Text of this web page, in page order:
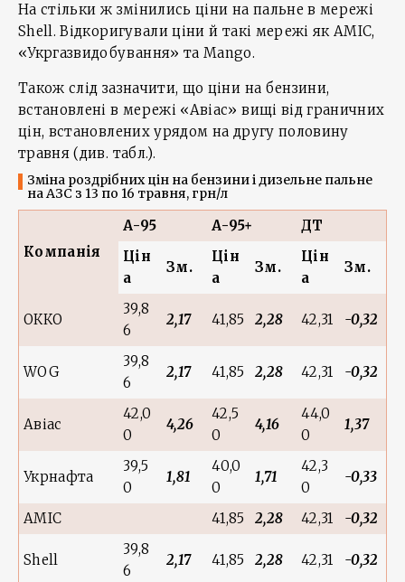
На стільки ж змінились ціни на пальне в мережі
Shell. Відкоригували ціни й такі мережі як AMIC,
«Укргазвидобування» та Mango.
Також слід зазначити, що ціни на бензини,
встановлені в мережі «Авіас» вищі від граничних
цін, встановлених урядом на другу половину
травня (див. табл.).
Зміна роздрібних цін на бензини і дизельне пальне
на АЗС з 13 по 16 травня, грн/л
Компанія
А-95 А-95+
ДТ
Цін
а
Зм.
Цін
а
Зм.
Цін
а
Зм.
ОККО
39,8
6
2,17 41,85 2,28 42,31 -0,32
WOG
39,8
6
2,17 41,85 2,28 42,31 -0,32
Авіас
42,0
0
4,26
42,5
0
4,16
44,0
0
1,37
Укрнафта
39,5
0
1,81
40,0
0
1,71
42,3
0
-0,33
AMIC 41,85 2,28 42,31 -0,32
Shell
39,8
6
2,17 41,85 2,28 42,31 -0,32